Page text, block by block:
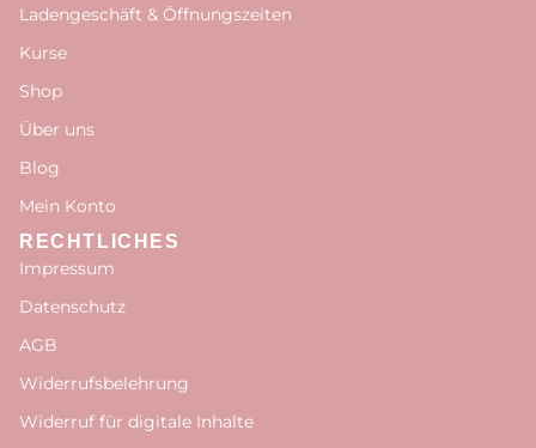
Ladengeschäft & Öffnungszeiten
Kurse
Shop
Über uns
Blog
Mein Konto
RECHTLICHES
Impressum
Datenschutz
AGB
Widerrufsbelehrung
Widerruf für digitale Inhalte